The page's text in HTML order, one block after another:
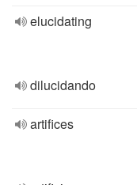
elucidating
dilucidando
artifices